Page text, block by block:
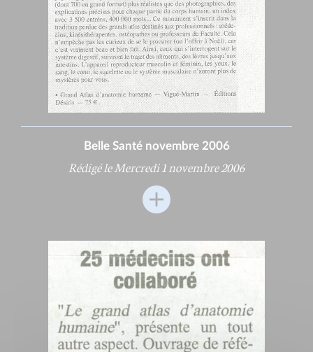
Belle Santé novembre 2006
Rédigé le Mercredi 1 novembre 2006